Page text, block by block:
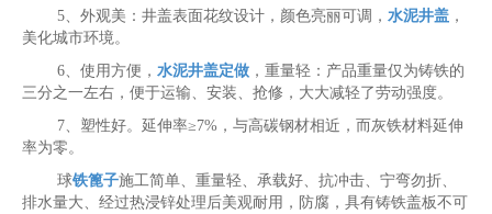
5、外观美：井盖表面花纹设计，颜色亮丽可调， 水泥井盖，
美化城市环境。
6、使用方便， 水泥井盖定做，重量轻：产品重量仅为铸铁的
三分之一左右，便于运输、安装、抢修，大大减轻了劳动强度。
7、塑性好。延伸率≥7%，与高碳钢材相近，而灰铁材料延伸
率为零。
球铁篦子施工简单、重量轻、承载好、抗冲击、宁弯勿折、
排水量大、经过热浸锌处理后美观耐用，防腐，具有铸铁盖板不可